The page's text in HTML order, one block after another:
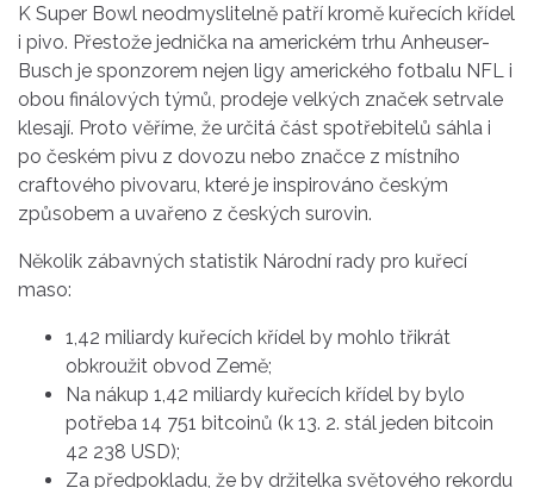
K Super Bowl neodmyslitelně patří kromě kuřecích křídel
i pivo. Přestože jednička na americkém trhu Anheuser-
Busch je sponzorem nejen ligy amerického fotbalu NFL i
obou finálových týmů, prodeje velkých značek setrvale
klesají. Proto věříme, že určitá část spotřebitelů sáhla i
po českém pivu z dovozu nebo značce z místního
craftového pivovaru, které je inspirováno českým
způsobem a uvařeno z českých surovin.
Několik zábavných statistik Národní rady pro kuřecí
maso:
1,42 miliardy kuřecích křídel by mohlo třikrát
obkroužit obvod Země;
Na nákup 1,42 miliardy kuřecích křídel by bylo
potřeba 14 751 bitcoinů (k 13. 2. stál jeden bitcoin
42 238 USD);
Za předpokladu, že by držitelka světového rekordu